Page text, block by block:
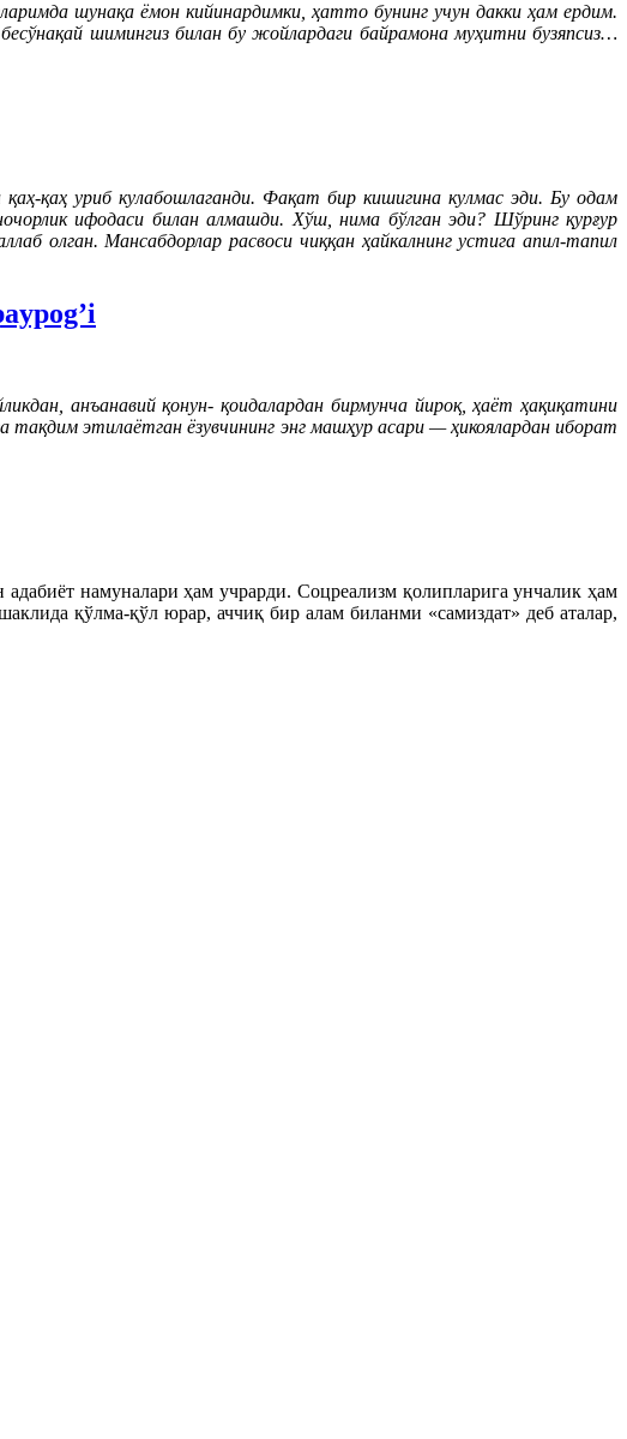
шунақа ёмон кийинардимки, ҳатто бунинг учун дакки ҳам ердим.
шимингиз билан бу жойлардаги байрамона муҳитни бузяпсиз…
қаҳ уриб кулабошлаганди. Фақат бир кишигина кулмас эди. Бу одам
ифодаси билан алмашди. Хўш, нима бўлган эди? Шўринг қурғур
олган. Мансабдорлар расвоси чиққан ҳайкалнинг устига апил-тапил
анъанавий қонун- қоидалардан бирмунча йироқ, ҳаёт ҳақиқатини
этилаётган ёзувчининг энг машҳур асари — ҳикоялардан иборат
намуналари ҳам учрарди. Соцреализм қолипларига унчалик ҳам
қўлма-қўл юрар, аччиқ бир алам биланми «самиздат» деб аталар,